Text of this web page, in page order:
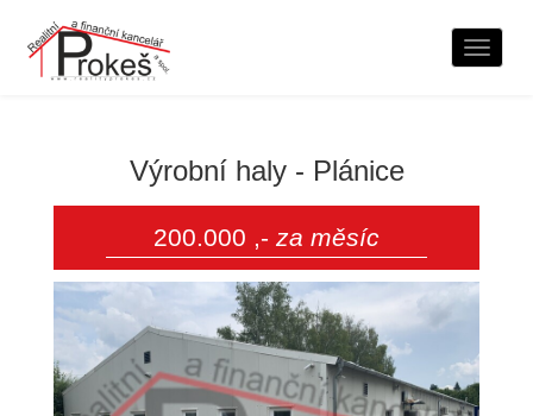
Výrobní haly - Plánice
200.000 ,- za měsíc